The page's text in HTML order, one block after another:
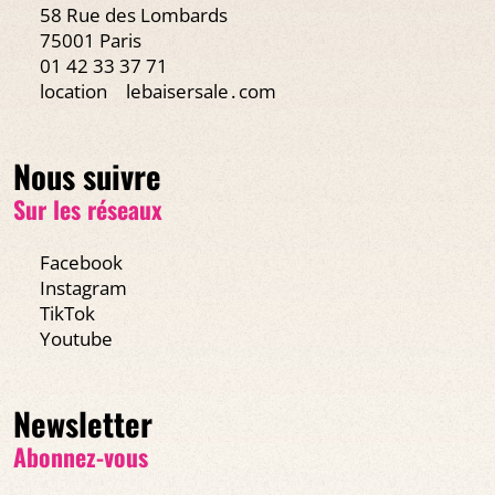
58 Rue des Lombards
75001 Paris
01 42 33 37 71
location
lebaisersale․com
Nous suivre
Sur les réseaux
Facebook
Instagram
TikTok
Youtube
Newsletter
Abonnez-vous